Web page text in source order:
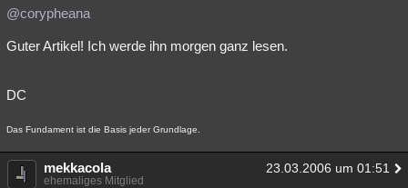
@corypheana
Guter Artikel! Ich werde ihn morgen ganz lesen.
DC
Das Fundament ist die Basis jeder Grundlage.
mekkacola 23.03.2006 um 01:51
ehemaliges Mitglied